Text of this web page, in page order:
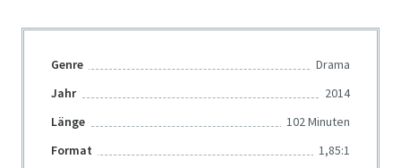
Genre
Drama
Jahr
2014
Länge
102 Minuten
Format
1,85:1